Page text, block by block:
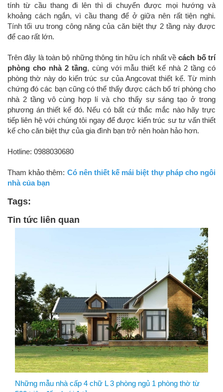
tính từ cầu thang đi lên thì di chuyển được mọi hướng và
khoảng cách ngắn, vì cầu thang để ở giữa nên rất tiện nghi.
Tính tối ưu trong công năng của căn biệt thự 2 tầng này được
để cao rất lớn.
Trên đây là toàn bộ những thông tin hữu ích nhất vềcách bố trí
phòng cho nhà 2 tầng, cùng với mẫu thiết kế nhà 2 tầng có
phòng thờ này do kiến trúc sư của Angcovat thiết kế. Từ minh
chứng đó các bạn cũng có thể thấy được cách bố trí phòng cho
nhà 2 tầng vô cùng hợp lí và cho thấy sự sáng tạo ở trong
phương án thiết kế đó. Nếu có bất cứ thắc mắc nào hãy trực
tiếp liên hệ với chúng tôi ngay để được kiến trúc sư tư vấn thiết
kế cho căn biệt thự của gia đình bạn trở nên hoàn hảo hơn.
Hotline: 0988030680
Tham khảo thêm: Có nên thiết kế mái biệt thự pháp cho ngôi
nhà của bạn
Tags:
Tin tức liên quan
Những mẫu nhà cấp 4 chữ L 3 phòng ngủ 1 phòng thờ từ